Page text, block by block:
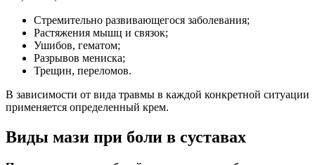
Стремительно развивающегося заболевания;
Растяжения мышц и связок;
Ушибов, гематом;
Разрывов мениска;
Трещин, переломов.
В зависимости от вида травмы в каждой конкретной ситуации
применяется определенный крем.
Виды мази при боли в суставах